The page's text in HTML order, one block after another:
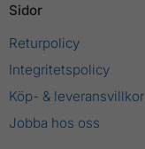
Sidor
Returpolicy
Integritetspolicy
Köp- & leveransvillkor
Jobba hos oss